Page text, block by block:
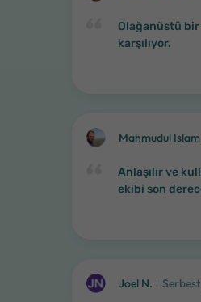
Olağanüstü
karşılıyor.
Mahmudul Islam
Anlaşılır ve
ekibi son
Joel N. Serbest